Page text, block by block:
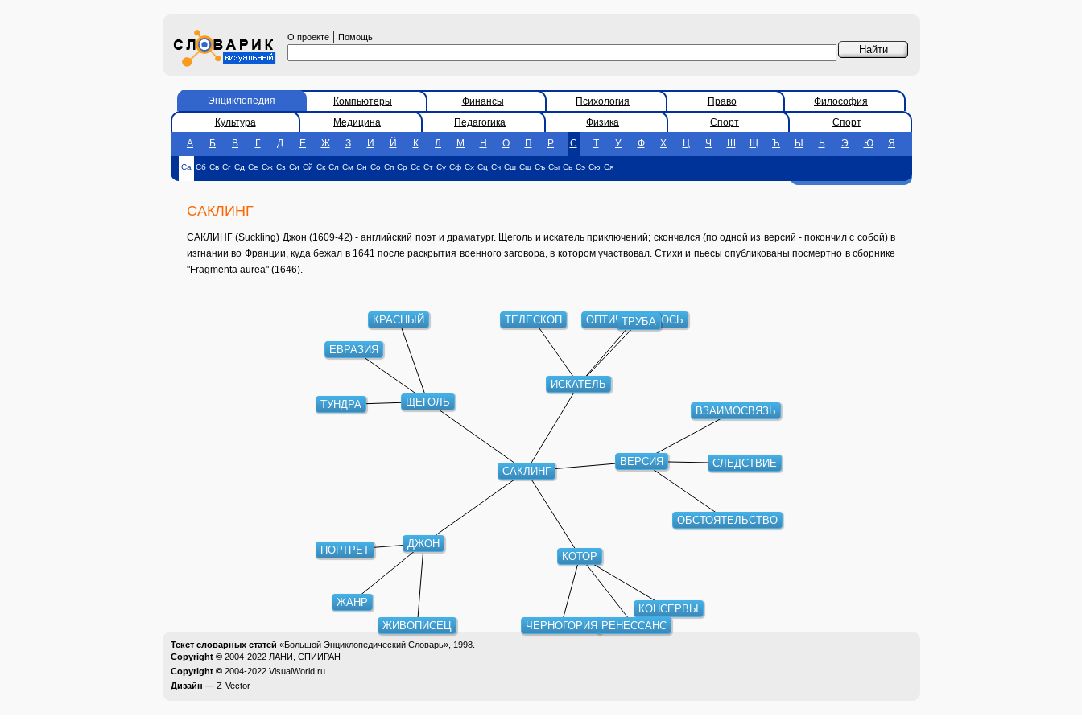
О проекте | Помощь
Энциклопедия Компьютеры Финансы Психология Право
Философия
Культура
Медицина Педагогика Физика Спорт
Спорт
А
Б В Г Д Е Ж З И Й К Л М Н О П Р С Т У Ф Х Ц Ч Ш Щ Ъ Ы Ь Э Ю Я
Са Сб Св Сг Сд Се Сж Сз Си Сй Ск Сл См Сн Со Сп Ср Сс Ст Су Сф Сх Сц Сч Сш Сщ Съ Сы Сь Сэ Сю Ся
САКЛИНГ
САКЛИНГ (Suckling) Джон (1609-42) - английский поэт и драматург. Щеголь и искатель приключений; скончался (по одной из версий - покончил с собой) в
изгнании во Франции, куда бежал в 1641 после раскрытия военного заговора, в котором участвовал. Стихи и пьесы опубликованы посмертно в сборнике
"Fragmenta aurea" (1646).
САКЛИНГ
ЩЕГОЛЬ
ИСКАТЕЛЬ
ВЕРСИЯ
ДЖОН
КОТОР
ТУНДРА
ЕВРАЗИЯ
КРАСНЫЙ ОПТИЧЕСКАЯ ОСЬ
ТЕЛЕСКОП ТРУБА
ВЗАИМОСВЯЗЬ
СЛЕДСТВИЕ
ОБСТОЯТЕЛЬСТВО
ЖАНР
ПОРТРЕТ
ЖИВОПИСЕЦ ЧЕРНОГОРИЯ
КОНСЕРВЫ
РЕНЕССАНС
Текст словарных статей «Большой Энциклопедический Словарь», 1998.
Copyright © 2004-2022 ЛАНИ, СПИИРАН
Copyright © 2004-2022 VisualWorld.ru
Дизайн — Z-Vector